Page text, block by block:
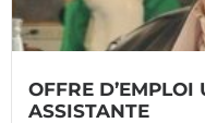
OFFRE D’EMPLOI
ASSISTANTE